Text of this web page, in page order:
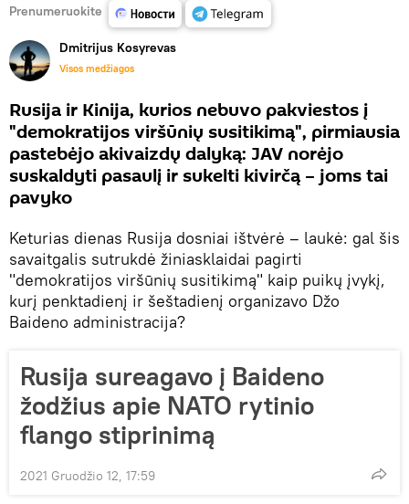
Prenumeruokite
Dmitrijus Kosyrevas
Visos medžiagos
Rusija ir Kinija, kurios nebuvo pakviestos į
"demokratijos viršūnių susitikimą", pirmiausia
pastebėjo akivaizdų dalyką: JAV norėjo
suskaldyti pasaulį ir sukelti kivirčą – joms tai
pavyko
Keturias dienas Rusija dosniai ištvėrė – laukė: gal šis
savaitgalis sutrukdė žiniasklaidai pagirti
"demokratijos viršūnių susitikimą" kaip puikų įvykį,
kurį penktadienį ir šeštadienį organizavo Džo
Baideno administracija?
Rusija sureagavo į Baideno
žodžius apie NATO rytinio
flango stiprinimą
2021 Gruodžio 12, 17:59